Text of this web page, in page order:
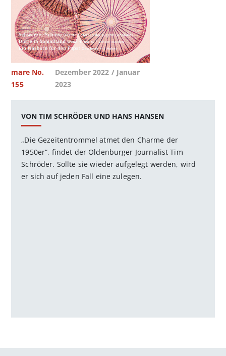
mare No.
155
Dezember 2022 / Januar
2023
VON TIM SCHRÖDER UND HANS HANSEN
„Die Gezeitentrommel atmet den Charme der
1950er“, findet der Oldenburger Journalist Tim
Schröder. Sollte sie wieder aufgelegt werden, wird
er sich auf jeden Fall eine zulegen.